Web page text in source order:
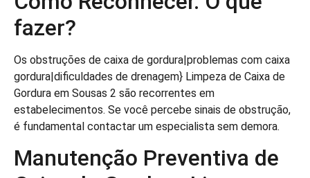
fazer?
Os obstruções de caixa de gordura|problemas com caixa
gordura|dificuldades de drenagem} Limpeza de Caixa de
Gordura em Sousas 2 são recorrentes em
estabelecimentos. Se você percebe sinais de obstrução,
é fundamental contactar um especialista sem demora.
Manutenção Preventiva de